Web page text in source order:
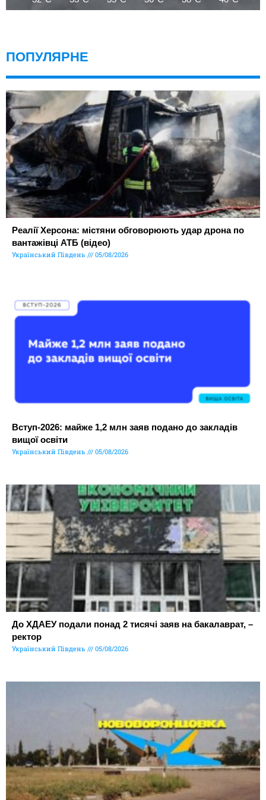
ПОПУЛЯРНЕ
Реалії Херсона: містяни обговорюють удар дрона по
вантажівці АТБ (відео)
Український Південь 05/08/2026
Вступ-2026: майже 1,2 млн заяв подано до закладів
вищої освіти
Український Південь 05/08/2026
До ХДАЕУ подали понад 2 тисячі заяв на бакалаврат, –
ректор
Український Південь 05/08/2026